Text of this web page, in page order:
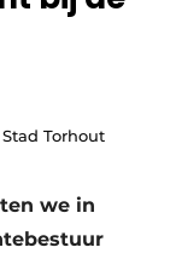
Torhout
we in